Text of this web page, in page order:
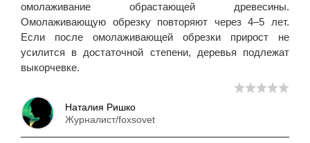
омолаживание обрастающей древесины.
Омолаживающую обрезку повторяют через 4–5 лет.
Если после омолаживающей обрезки прирост не
усилится в достаточной степени, деревья подлежат
выкорчевке.
Наталия Ришко
Журналист/foxsovet